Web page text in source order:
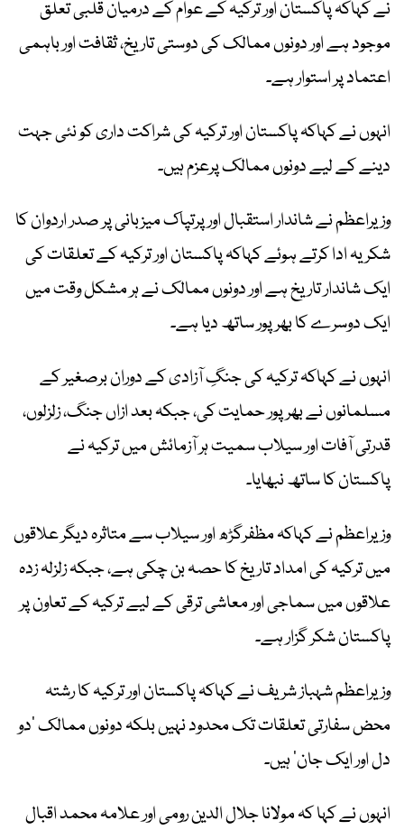
نے کہاکہ پاکستان اور ترکیہ کے عوام کے درمیان قلبی تعلق
موجود ہے اور دونوں ممالک کی دوستی تاریخ، ثقافت اور باہمی
اعتماد پر استوار ہے۔
انہوں نے کہاکہ پاکستان اور ترکیہ کی شراکت داری کو نئی جہت
دینے کے لیے دونوں ممالک پرعزم ہیں۔
وزیراعظم نے شاندار استقبال اور پرتپاک میزبانی پر صدر اردوان کا
شکریہ ادا کرتے ہوئے کہاکہ پاکستان اور ترکیہ کے تعلقات کی
ایک شاندار تاریخ ہے اور دونوں ممالک نے ہر مشکل وقت میں
ایک دوسرے کا بھرپور ساتھ دیا ہے۔
انہوں نے کہاکہ ترکیہ کی جنگِ آزادی کے دوران برصغیر کے
مسلمانوں نے بھرپور حمایت کی، جبکہ بعد ازاں جنگ، زلزلوں،
قدرتی آفات اور سیلاب سمیت ہر آزمائش میں ترکیہ نے
پاکستان کا ساتھ نبھایا۔
وزیراعظم نے کہاکہ مظفرگڑھ اور سیلاب سے متاثرہ دیگر علاقوں
میں ترکیہ کی امداد تاریخ کا حصہ بن چکی ہے، جبکہ زلزلہ زدہ
علاقوں میں سماجی اور معاشی ترقی کے لیے ترکیہ کے تعاون پر
پاکستان شکر گزار ہے۔
وزیراعظم شہباز شریف نے کہاکہ پاکستان اور ترکیہ کا رشتہ
محض سفارتی تعلقات تک محدود نہیں بلکہ دونوں ممالک ’دو
دل اور ایک جان‘ ہیں۔
انہوں نے کہا کہ مولانا جلال الدین رومی اور علامہ محمد اقبال